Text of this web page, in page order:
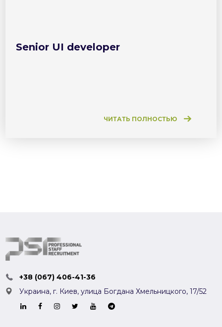
Senior UI developer
ЧИТАТЬ ПОЛНОСТЬЮ
+38 (067) 406-41-36
Украина, г. Киев,улица Богдана Хмельницкого, 17/52